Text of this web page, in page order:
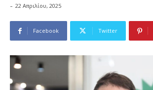
- 22 Απριλίου, 2025
Facebook Twitter